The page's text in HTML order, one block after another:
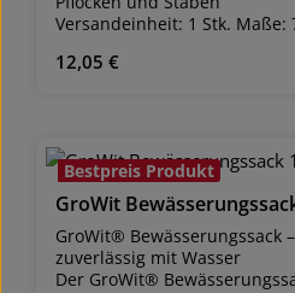
Versandeinheit: 1 Stk.
Fiberglasstäben Stab wird
Regulärer Preis:
12,05 €
Bestpreis Produkt
GroWit
GroWit® Bewässerungssack
zuverlässig mit Wasser
Der GroWit®